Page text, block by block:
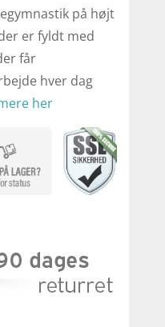
på højt
er fyldt med
får
hver dag
her